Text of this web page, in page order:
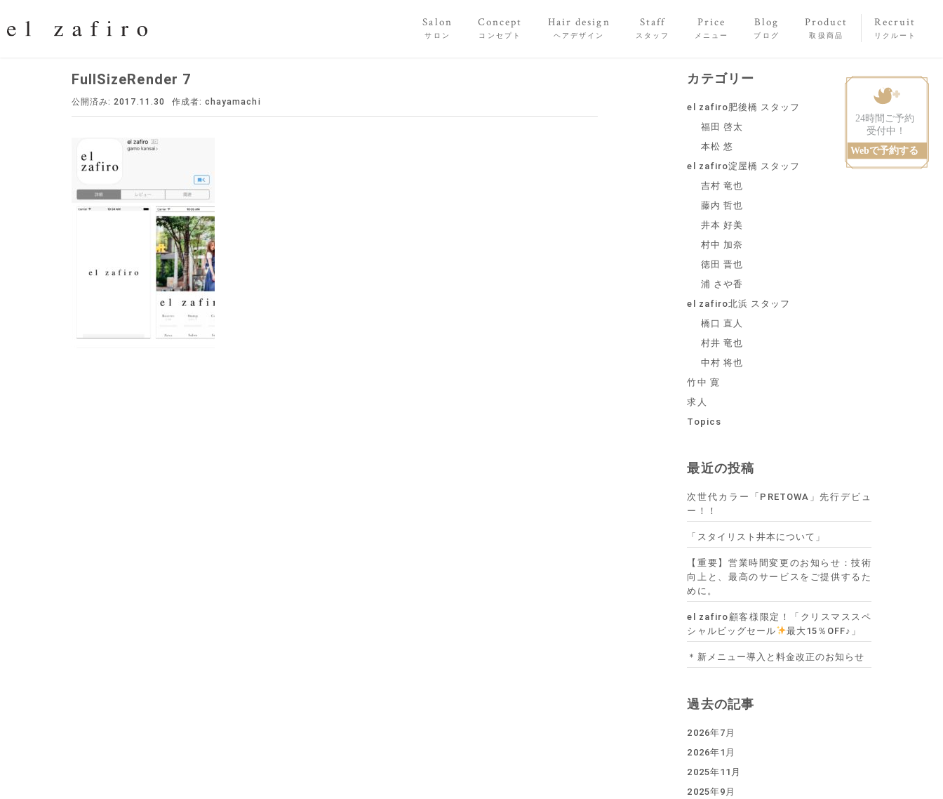
Salon
サロン
Concept
コンセプト
Hair design
ヘアデザイン
Staff
スタッフ
Price
メニュー
Blog
ブログ
Product
取扱商品
Recruit
リクルート
FullSizeRender 7
公開済み: 2017.11.30 作成者:chayamachi
カテゴリー
el zafiro肥後橋 スタッフ
福田 啓太
本松 悠
el zafiro淀屋橋 スタッフ
吉村 竜也
藤内 哲也
井本 好美
村中 加奈
徳田 晋也
浦 さや香
el zafiro北浜 スタッフ
橋口 直人
村井 竜也
中村 将也
竹中 寛
求人
Topics
最近の投稿
次世代カラー「PRETOWA」先行デビュ
ー！！
「スタイリスト井本について」
【重要】営業時間変更のお知らせ：技術
向上と、最高のサービスをご提供するた
めに。
el zafiro顧客様限定！「クリスマススペ
シャルビッグセール
最大15％OFF♪」
＊新メニュー導入と料金改正のお知らせ
過去の記事
2026年7月
2026年1月
2025年11月
2025年9月